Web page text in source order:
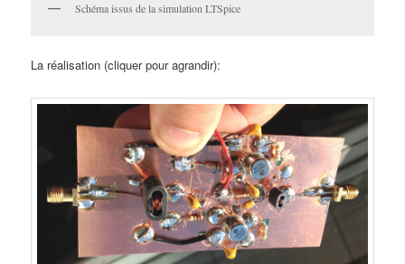
Schéma issus de la simulation LTSpice
La réalisation (cliquer pour agrandir):